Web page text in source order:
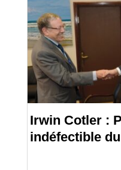
Irwin Cotler :
indéfectible